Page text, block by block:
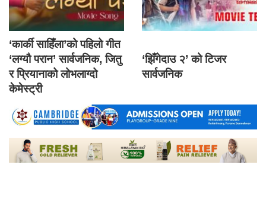
‘कार्की साहिँला’को पहिलो गीत
‘लग्यौ परान’ सार्वजनिक, जितु
र प्रियानाको लोभलाग्दो
केमेस्ट्री
‘झिँगेदाउ २’ को टिजर
सार्वजनिक